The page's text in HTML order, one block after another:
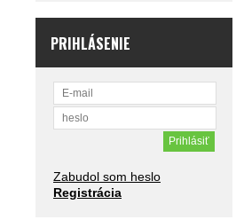
PRIHLÁSENIE
Zabudol som heslo
Registrácia